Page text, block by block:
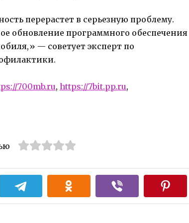
перерастет в серьезную проблему.
обновление программного обеспечения
— советует эксперт по
700mb.ru, https://7bit.pp.ru,